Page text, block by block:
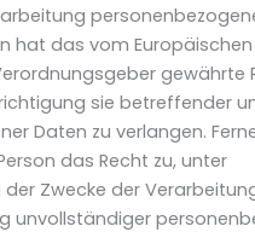
hat das vom Europäischen
gewährte
sie betreffender
Daten zu verlangen.
das Recht zu, unter
Zwecke der
unvollständiger